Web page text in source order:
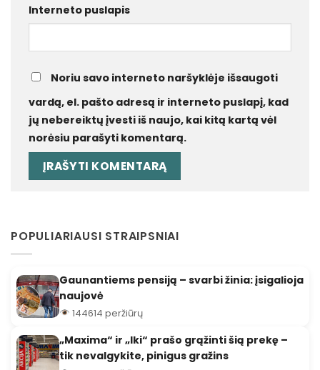
Interneto puslapis
Noriu savo interneto naršyklėje išsaugoti
vardą, el. pašto adresą ir interneto puslapį, kad
jų nebereiktų įvesti iš naujo, kai kitą kartą vėl
norėsiu parašyti komentarą.
POPULIARIAUSI STRAIPSNIAI
Gaunantiems pensiją – svarbi žinia: įsigalioja
naujovė
144614 peržiūrų
„Maxima“ ir „Iki“ prašo grąžinti šią prekę –
tik nevalgykite, pinigus gražins